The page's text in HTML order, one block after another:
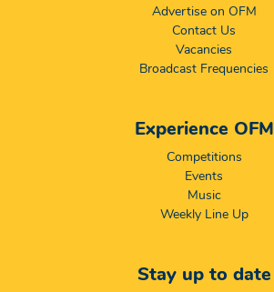
Advertise on OFM
Contact Us
Vacancies
Broadcast Frequencies
Experience OFM
Competitions
Events
Music
Weekly Line Up
Stay up to date